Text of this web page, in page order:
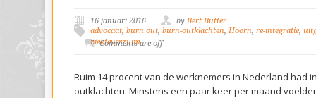
16 januari 2016 by Bert Butter
advocaat, burn out, burn-outklachten, Hoorn, re-integratie,
ziekteverzuim
Comments are off
Ruim 14 procent van de werknemers in Nederland had
outklachten. Minstens een paar keer per maand